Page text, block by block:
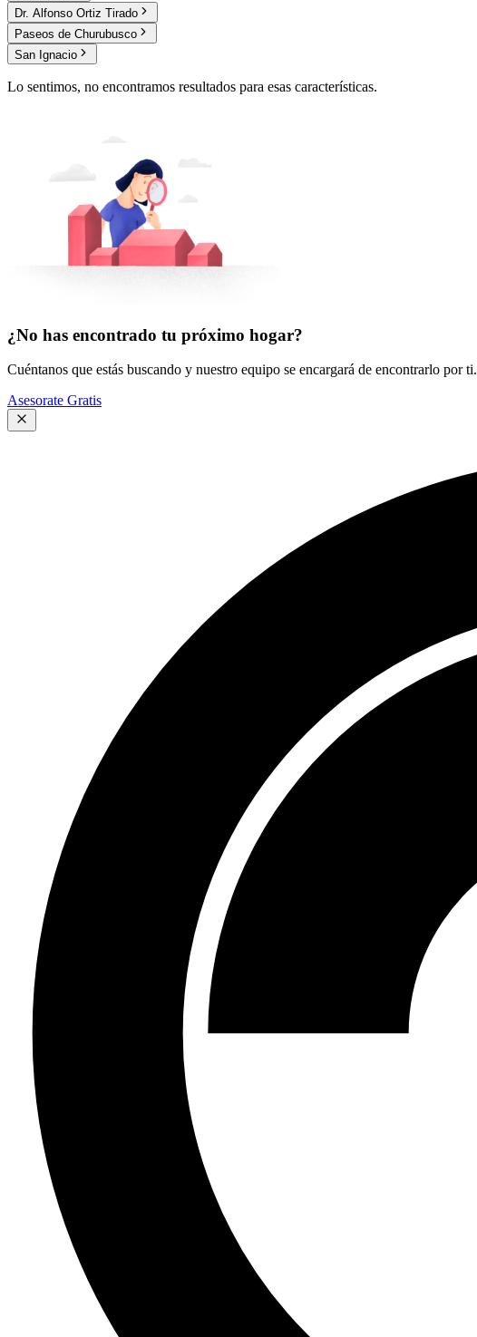
Dr. Alfonso Ortiz Tirado
Paseos de Churubusco
San Ignacio
Lo sentimos, no encontramos resultados para esas características.
¿No has encontrado tu próximo hogar?
Cuéntanos que estás buscando y nuestro equipo se encargará de encontrarlo por ti.
Asesorate Gratis